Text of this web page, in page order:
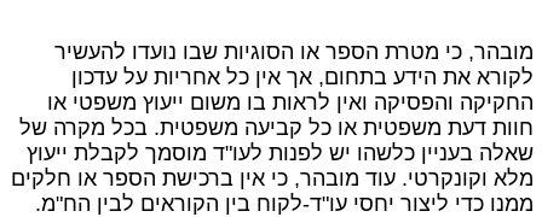
מובהר, כי מטרת הספר או הסוגיות שבו נועדו להעשיר
לקורא את הידע בתחום, אך אין כל אחריות על עדכון
החקיקה והפסיקה ואין לראות בו משום ייעוץ משפטי או
חוות דעת משפטית או כל קביעה משפטית. בכל מקרה של
שאלה בעניין כלשהו יש לפנות לעו"ד מוסמך לקבלת ייעוץ
מלא וקונקרטי. עוד מובהר, כי אין ברכישת הספר או חלקים
ממנו כדי ליצור יחסי עו"ד-לקוח בין הקוראים לבין הח"מ.